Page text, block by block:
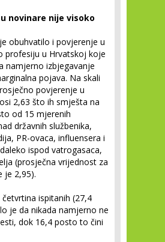
novinare nije visoko
obuhvatilo i povjerenje u
profesiju u Hrvatskoj koje
namjerno izbjegavanje
pojava. Na skali
povjerenje u
2,63 što ih smješta na
od 15 mjerenih
državnih službenika,
PR-ovaca, influensera i
ispod vatrogasaca,
(prosječna vrijednost za
je 2,95).
četvrtina ispitanih (27,4
je da nikada namjerno ne
dok 16,4 posto to čini